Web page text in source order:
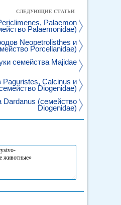
СЛЕДУЮЩИЕ СТАТЬИ
Palaemon
Palaemonidae)
Neopetrolisthes и
Porcellanidae)
семейства Majidae
Calcinus и
Diogenidae)
(семейство
Diogenidae)